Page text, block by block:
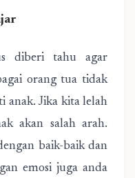
diberi tahu agar
orang tua tidak
anak. Jika kita lelah
akan salah arah.
baik-baik dan
emosi juga anda